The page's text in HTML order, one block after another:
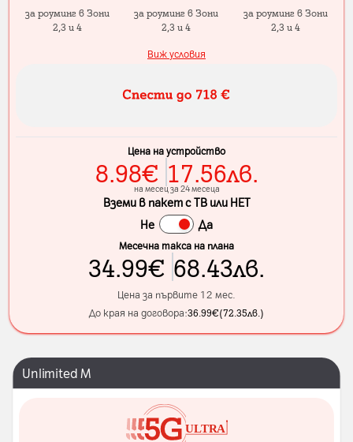
за роуминг в Зони
2,3 и 4
за роуминг в Зони
2,3 и 4
за роуминг в Зони
2,3 и 4
Виж условия
Цена на устройство
8.98€ 17.56лв.
на месец за 24 месеца
Вземи в пакет с ТВ или НЕТ
Не
Да
Месечна такса на плана
34.99€ 68.43лв.
Цена за първите 12 мес.
До края на договора:36.99€(72.35лв. )
Unlimited M